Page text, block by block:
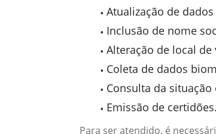
Atualização de
Inclusão de nome
Alteração de local de
Coleta de dados
Consulta da
Emissão de certidões.
Para ser atendido, é